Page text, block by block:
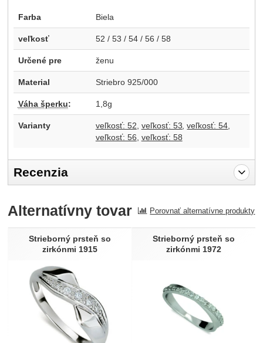
Farba Biela
veľkosť 52 / 53 / 54 / 56 / 58
Určené pre ženu
Material Striebro 925/000
Váha šperku: 1,8g
Varianty veľkosť: 52 veľkosť: 53 veľkosť: 54
veľkosť: 56 veľkosť: 58
Recenzia
Recenzia
Nebola pridaná žiadna recenzia.
Alternatívny tovar Porovnať alternatívne produkty
Strieborný prsteň so
zirkónmi 1915
Strieborný prsteň so
zirkónmi 1972